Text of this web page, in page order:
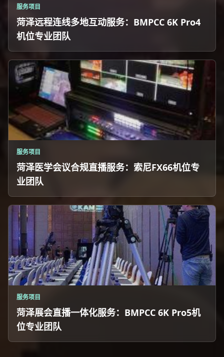
服务项目
菏泽远程连线多地互动服务：BMPCC 6K Pro4
机位专业团队
服务项目
菏泽医学会议合规直播服务：索尼FX66机位专
业团队
服务项目
菏泽展会直播一体化服务：BMPCC 6K Pro5机
位专业团队